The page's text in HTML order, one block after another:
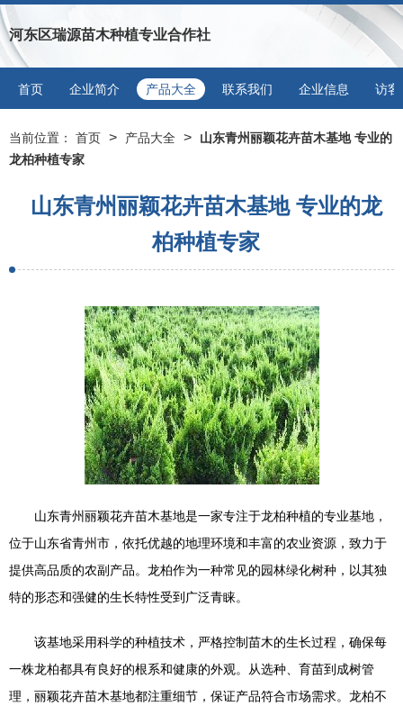
河东区瑞源苗木种植专业合作社
首页 企业简介 产品大全 联系我们 企业信息 访客
当前位置： 首页 > 产品大全 >
山东青州丽颖花卉苗木基地 专业的
龙柏种植专家
山东青州丽颖花卉苗木基地 专业的龙
柏种植专家
山东青州丽颖花卉苗木基地是一家专注于龙柏种植的专业基地，
位于山东省青州市，依托优越的地理环境和丰富的农业资源，致力于
提供高品质的农副产品。龙柏作为一种常见的园林绿化树种，以其独
特的形态和强健的生长特性受到广泛青睐。
该基地采用科学的种植技术，严格控制苗木的生长过程，确保每
一株龙柏都具有良好的根系和健康的外观。从选种、育苗到成树管
理，丽颖花卉苗木基地都注重细节，保证产品符合市场需求。龙柏不